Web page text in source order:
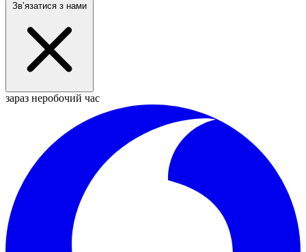
Звʼязатися з нами
зараз неробочий час